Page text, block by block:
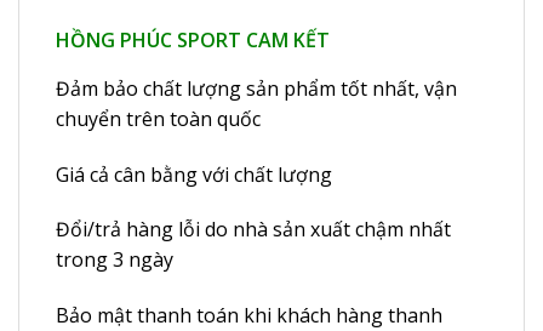
HỒNG PHÚC SPORT CAM KẾT
Đảm bảo chất lượng sản phẩm tốt nhất, vận
chuyển trên toàn quốc
Giá cả cân bằng với chất lượng
Đổi/trả hàng lỗi do nhà sản xuất chậm nhất
trong 3 ngày
Bảo mật thanh toán khi khách hàng thanh